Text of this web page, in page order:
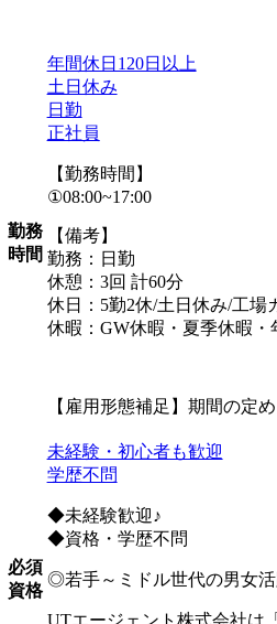
勤務
時間
年間休日120日以上
土日休み
日勤
正社員
【勤務時間】
①08:00~17:00
【備考】
勤務：日勤
休憩：3回 計60分
休日：5勤2休/土日休み/工場
休暇：GW休暇・夏季休暇・
【雇用形態補足】期間の定
必須
資格
未経験・初心者も歓迎
学歴不問
◆未経験歓迎♪
◆資格・学歴不問
◎若手～ミドル世代の男女活
UTエージェント株式会社は